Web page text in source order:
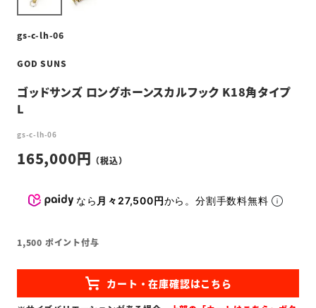
gs-c-lh-06
GOD SUNS
ゴッドサンズ ロングホーンスカルフック K18角タイプ
L
gs-c-lh-06
165,000
なら 月々27,500円から。分割手数料無料
1,500 ポイント付与